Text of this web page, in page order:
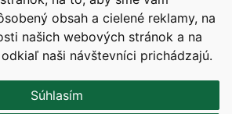
obsah a cielené reklamy, na
našich webových stránok a na
naši návštevníci prichádzajú.
Súhlasím
je Ministerstvo školstva, výskumu,
republiky.